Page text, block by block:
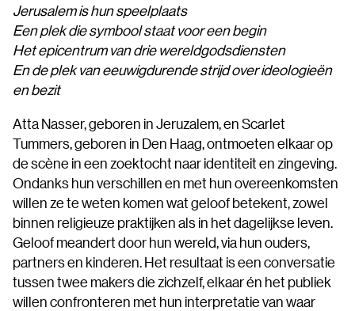
Jerusalem is hun speelplaats
Een plek die symbool staat voor een begin
Het epicentrum van drie wereldgodsdiensten
En de plek van eeuwigdurende strijd over ideologieën
en bezit
Atta Nasser, geboren in Jeruzalem, en Scarlet
Tummers, geboren in Den Haag, ontmoeten elkaar op
de scène in een zoektocht naar identiteit en zingeving.
Ondanks hun verschillen en met hun overeenkomsten
willen ze te weten komen wat geloof betekent, zowel
binnen religieuze praktijken als in het dagelijkse leven.
Geloof meandert door hun wereld, via hun ouders,
partners en kinderen. Het resultaat is een conversatie
tussen twee makers die zichzelf, elkaar én het publiek
willen confronteren met hun interpretatie van waar